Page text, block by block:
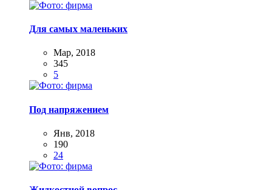
Для самых маленьких
Мар, 2018
345
5
Под напряжением
Янв, 2018
190
24